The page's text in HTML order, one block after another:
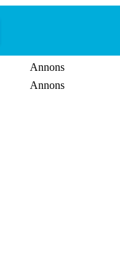
Annons
Annons